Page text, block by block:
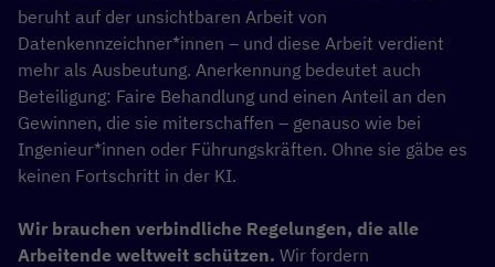
beruht auf der unsichtbaren Arbeit von
Datenkennzeichner*innen – und diese Arbeit verdient
mehr als Ausbeutung. Anerkennung bedeutet auch
Beteiligung: Faire Behandlung und einen Anteil an den
Gewinnen, die sie miterschaffen – genauso wie bei
Ingenieur*innen oder Führungskräften. Ohne sie gäbe es
keinen Fortschritt in der KI.
Wir brauchen verbindliche Regelungen, die alle
Arbeitende weltweit schützen. Wir fordern